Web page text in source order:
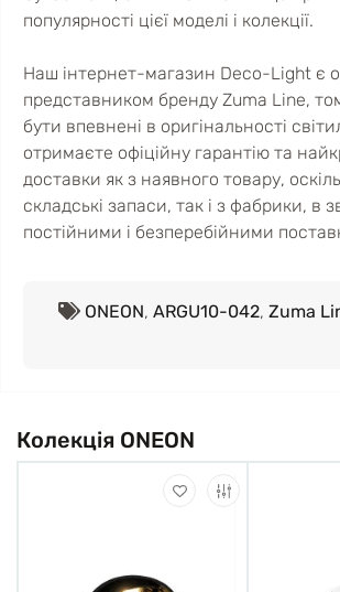
популярності цієї моделі і колекції.
Наш інтернет-магазин Deco-Light є
представником бренду Zuma Line,
бути впевнені в оригінальності
отримаєте офіційну гарантію та
доставки як з наявного товару,
складські запаси, так і з фабрики, в
постійними і безперебійними
ONEON, ARGU10-042, Zuma
Колекція ONEON